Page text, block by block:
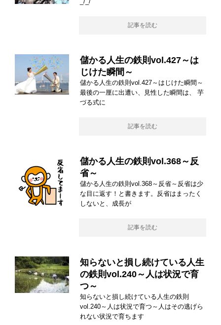
記事を読む
儲かる人生の鉄則vol.427～は
じけた瞬間～
儲かる人生の鉄則vol.427～はじけた瞬間～
最後の一厘に出遭い、見性した瞬間は、 芋
づる式に
記事を読む
儲かる人生の鉄則vol.368～反
省～
儲かる人生の鉄則vol.368～反省～反省は少
な目に返す！と書きます。反省はまったく
しないと、成長が
記事を読む
知らないと損し続けている人生
の鉄則vol.240～人は状況で育
つ～
知らないと損し続けている人生の鉄則
vol.240～人は状況で育つ～人はその逃げら
れない状況で育ちます